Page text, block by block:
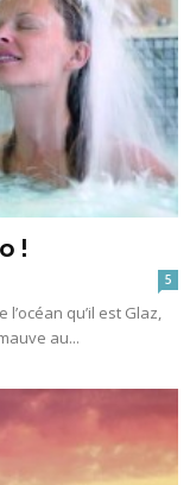
!
5
qu’il est Glaz,
au...